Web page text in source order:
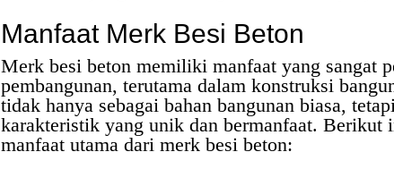
Manfaat Merk Besi Beton
Merk besi beton memiliki manfaat yang sangat
pembangunan, terutama dalam konstruksi
tidak hanya sebagai bahan bangunan biasa,
karakteristik yang unik dan bermanfaat. Berikut
manfaat utama dari merk besi beton: